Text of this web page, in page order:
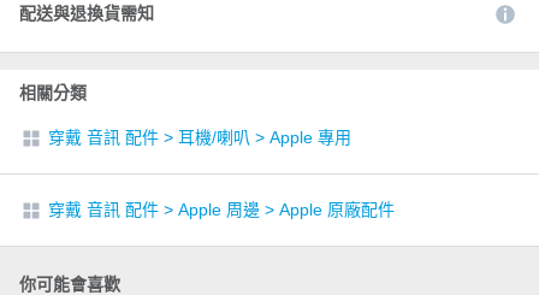
配送與退換貨需知
相關分類
穿戴 音訊 配件 > 耳機/喇叭 > Apple 專用
穿戴 音訊 配件 > Apple 周邊 > Apple 原廠配件
你可能會喜歡